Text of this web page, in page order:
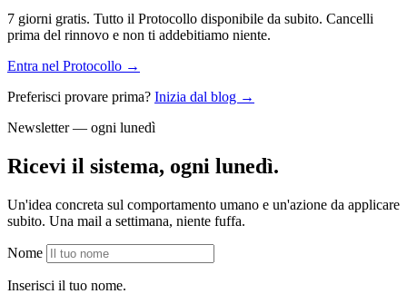
7 giorni gratis. Tutto il Protocollo disponibile da subito. Cancelli
prima del rinnovo e non ti addebitiamo niente.
Entra nel Protocollo →
Preferisci provare prima? Inizia dal blog →
Newsletter — ogni lunedì
Ricevi il sistema, ogni lunedì.
Un'idea concreta sul comportamento umano e un'azione da applicare
subito. Una mail a settimana, niente fuffa.
Nome
Inserisci il tuo nome.